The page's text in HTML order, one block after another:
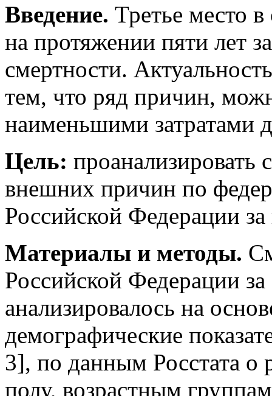
Введение. Третье место
на протяжении пяти лет
смертности.
тем, что ряд причин,
наименьшими затратами
Цель: проанализировать
внешних причин по
Российской Федерации
Материалы и методы.
Российской Федерации
анализировалось на
демографические
3], по данным Росстата о
полу, возрастным